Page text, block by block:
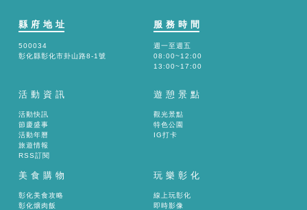
縣府地址
500034
彰化縣彰化市卦山路8-1號
服務時間
週一至週五
08:00~12:00
13:00~17:00
活動資訊
活動快訊
節慶盛事
活動年曆
旅遊情報
RSS訂閱
遊憩景點
觀光景點
特色公園
IG打卡
美食購物
彰化美食攻略
彰化爌肉飯
玩樂彰化
線上玩彰化
即時影像